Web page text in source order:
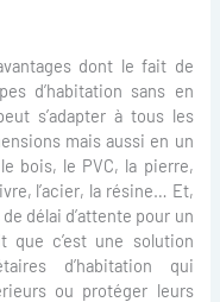
dont le fait de
d’habitation sans en
s’adapter à tous les
mais aussi en un
bois, le PVC, la pierre,
l’acier, la résine… Et,
délai d’attente pour un
que c’est une solution
d’habitation qui
ou protéger leurs